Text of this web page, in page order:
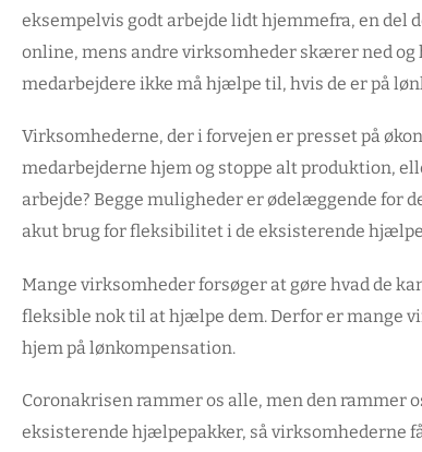
eksempelvis godt arbejde lidt hjemmefra, en
online, mens andre virksomheder skærer ned
medarbejdere ikke må hjælpe til, hvis de er på
Virksomhederne, der i forvejen er presset på
medarbejderne hjem og stoppe alt produktion,
arbejde? Begge muligheder er ødelæggende for
akut brug for fleksibilitet i de eksisterende
Mange virksomheder forsøger at gøre hvad de
fleksible nok til at hjælpe dem. Derfor er mange
hjem på lønkompensation.
Coronakrisen rammer os alle, men den rammer
eksisterende hjælpepakker, så virksomhederne